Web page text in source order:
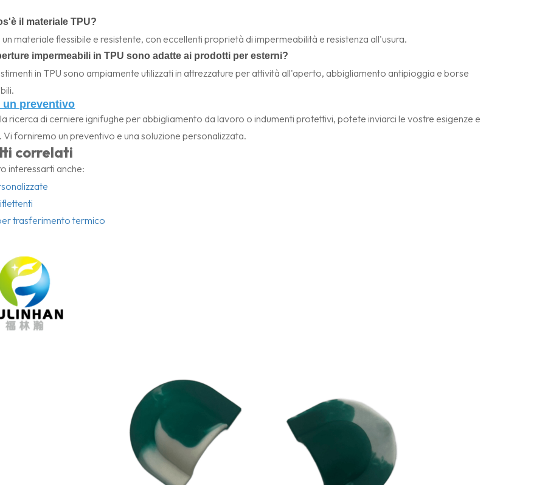
il materiale TPU?
un materiale flessibile e resistente, con eccellenti proprietà di impermeabilità e resistenza all'usura.
impermeabili in TPU sono adatte ai prodotti per esterni?
in TPU sono ampiamente utilizzati in attrezzature per attività all'aperto, abbigliamento antipioggia e borse
un preventivo
ricerca di cerniere ignifughe per abbigliamento da lavoro o indumenti protettivi, potete inviarci le vostre esigenze e
Vi forniremo un preventivo e una soluzione personalizzata.
correlati
interessarti anche:
trasferimento termico